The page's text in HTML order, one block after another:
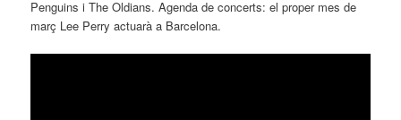
Penguins i The Oldians. Agenda de concerts: el proper mes de
març Lee Perry actuarà a Barcelona.